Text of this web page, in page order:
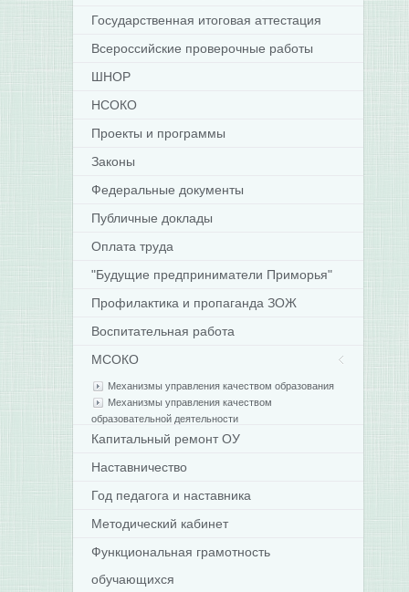
Государственная итоговая аттестация
Всероссийские проверочные работы
ШНОР
НСОКО
Проекты и программы
Законы
Федеральные документы
Публичные доклады
Оплата труда
"Будущие предприниматели Приморья"
Профилактика и пропаганда ЗОЖ
Воспитательная работа
МСОКО
Механизмы управления качеством образования
Механизмы управления качеством
образовательной деятельности
Капитальный ремонт ОУ
Наставничество
Год педагога и наставника
Методический кабинет
Функциональная грамотность
обучающихся